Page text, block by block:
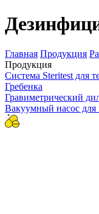
Главная Продукция
Продукция
Система Steritest для
Гребенка
Гравиметрический
Вакуумный насос